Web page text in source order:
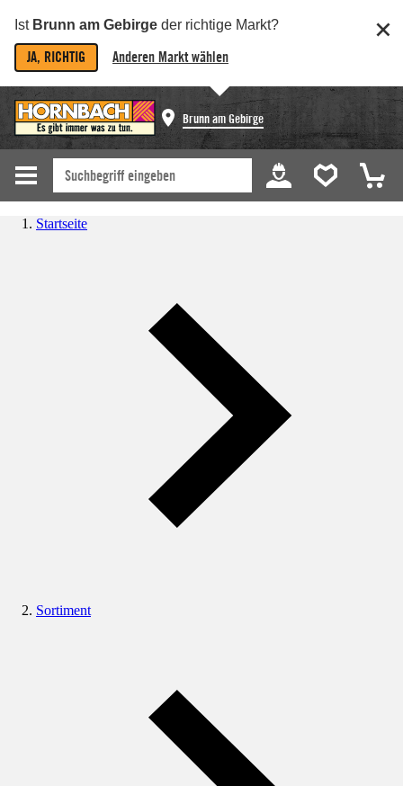
Ist Brunn am Gebirge der richtige Markt?
JA, RICHTIG Anderen Markt wählen
Brunn am Gebirge
Startseite
Sortiment